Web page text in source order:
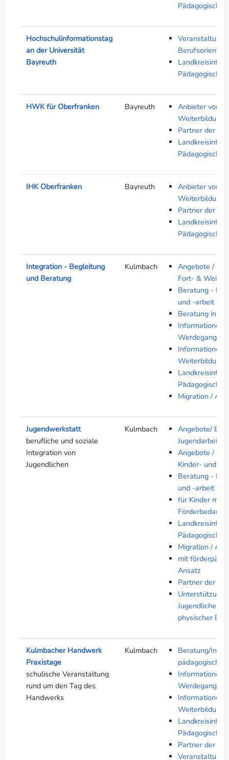
Pädagogische
Hochschulinformationstag
an der Universität
Bayreuth
Landkreisinfos
Pädagogische
HWK für Oberfranken Bayreuth
Anbieter von
Weiterbildung
Partner der
Landkreisinfos
Pädagogische
IHK Oberfranken Bayreuth
Anbieter von
Weiterbildung
Partner der
Landkreisinfos
Pädagogische
Integration - Begleitung
und Beratung
Kulmbach
Angebote /
Fort- &
Beratung -
und -arbeit
Beratung in
Informationen
Werdegang
Informationen
Weiterbildung
Landkreisinfos
Pädagogische
Migration /
Jugendwerkstatt
berufliche und soziale
Integration von
Jugendlichen
Kulmbach
Angebote/
Jugendarbeit/
Angebote /
Kinder- und
Beratung -
und -arbeit
für Kinder mit
Förderbedarf
Landkreisinfos
Pädagogische
Migration /
mit
Ansatz
Partner der
Unterstützung
Jugendlicher
physischer
Kulmbacher Handwerk
Praxistage
schulische Veranstaltung
rund um den Tag des
Handwerks
Kulmbach
Beratung/
pädagogische
Informationen
Werdegang
Informationen
Weiterbildung
Landkreisinfos
Pädagogische
Partner der